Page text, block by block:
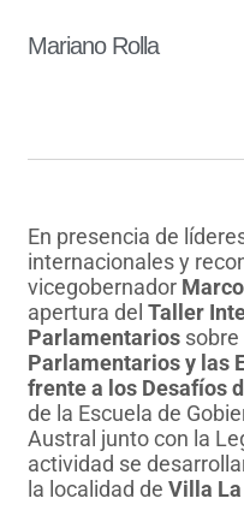
Mariano Rolla
En presencia de
internacionales y
vicegobernador
apertura del Taller
Parlamentarios sobre
Parlamentarios y las
frente a los Desafíos
de la Escuela de
Austral junto con la
actividad se
la localidad de Villa